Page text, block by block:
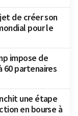
de créer son
pour le
impose de
60 partenaires
une étape
en bourse à